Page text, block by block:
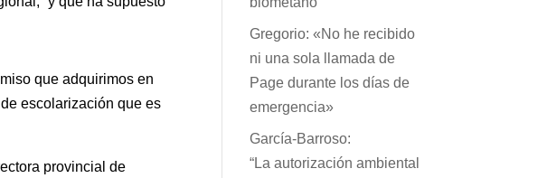
que adquirimos en
escolarización que es
provincial de
Gregorio: «No he recibido
ni una sola llamada de
Page durante los días de
emergencia»
García-Barroso:
“La autorización ambiental